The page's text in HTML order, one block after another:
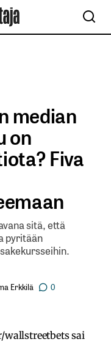
median
on
Fiva
sitä, että
pyritään
Erkkilä 0
sai